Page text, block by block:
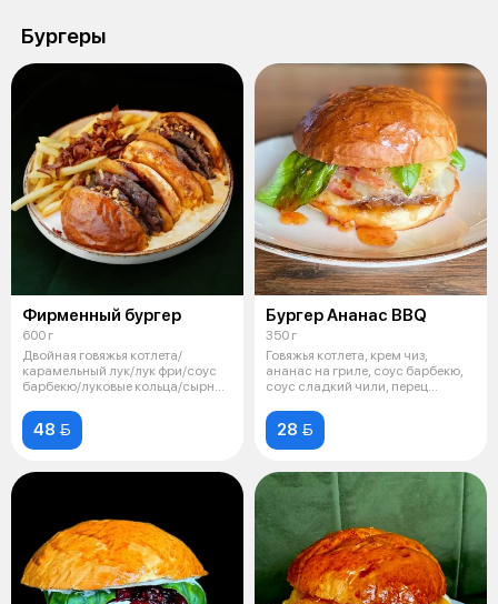
Бургеры
Фирменный бургер
600 г
Двойная говяжья котлета/
карамельный лук/лук фри/соус
барбекю/луковые кольца/сырный
48 
Бургер Ананас BBQ
350 г
Говяжья котлета, крем чиз,
ананас на гриле, соус барбекю,
соус сладкий чили, перец
28 